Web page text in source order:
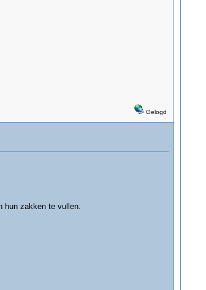
Gelogd
hun zakken te vullen.